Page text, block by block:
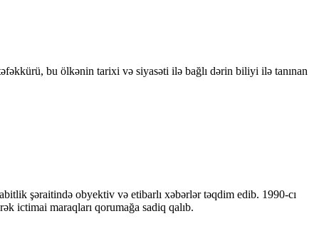
bu ölkənin tarixi və siyasəti ilə bağlı dərin biliyi ilə tanınan
şəraitində obyektiv və etibarlı xəbərlər təqdim edib. 1990-cı
ictimai maraqları qorumağa sadiq qalıb.